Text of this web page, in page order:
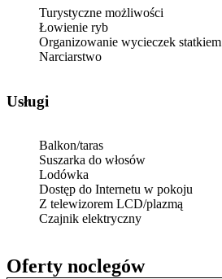
Oferty noclegów
Turystyczne możliwości
Łowienie ryb
Organizowanie wycieczek statkiem
Narciarstwo
Usługi
Balkon/taras
Suszarka do włosów
Lodówka
Dostęp do Internetu w pokoju
Z telewizorem LCD/plazmą
Czajnik elektryczny